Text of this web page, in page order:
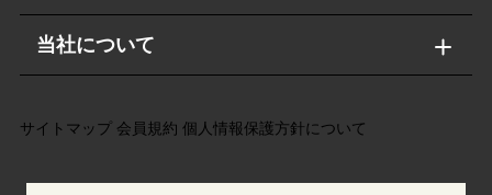
当社について
サイトマップ 会員規約 個人情報保護方針について